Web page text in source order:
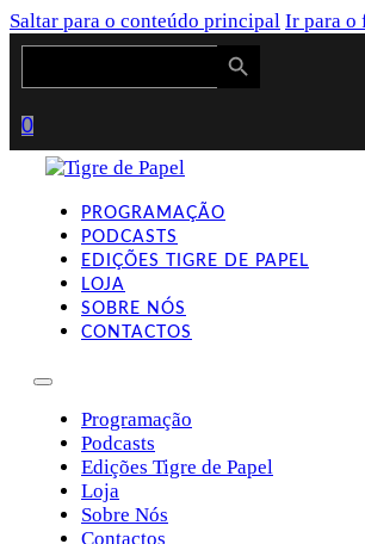
Saltar para o conteúdo principal Ir para o
Search
Search Button
0
PROGRAMAÇÃO
PODCASTS
EDIÇÕES TIGRE DE PAPEL
LOJA
SOBRE NÓS
CONTACTOS
Programação
Podcasts
Edições Tigre de Papel
Loja
Sobre Nós
Contactos